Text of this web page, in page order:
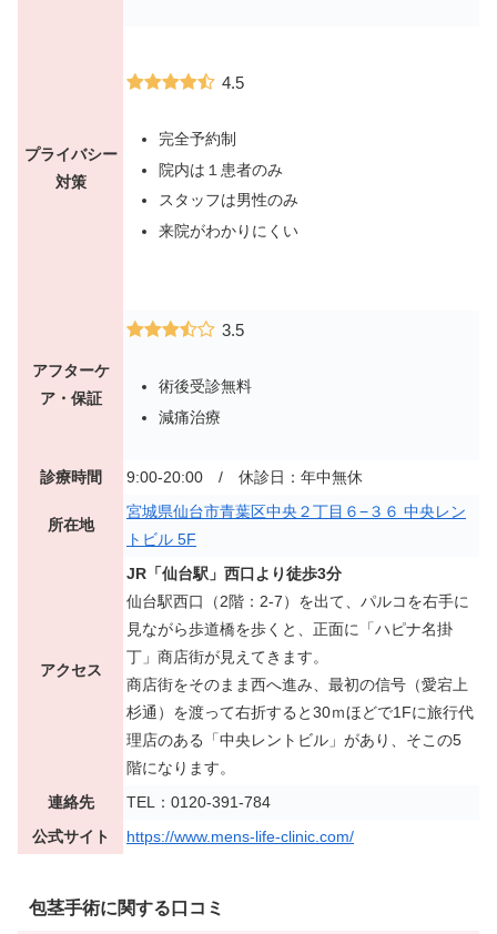
プライバシー
対策
4.5
完全予約制
院内は１患者のみ
スタッフは男性のみ
来院がわかりにくい
アフターケ
ア・保証
3.5
術後受診無料
減痛治療
診療時間 9:00-20:00 / 休診日：年中無休
所在地
宮城県仙台市青葉区中央２丁目６−３６ 中央レン
トビル 5F
アクセス
JR「仙台駅」西口より徒歩3分
仙台駅西口（2階：2-7）を出て、パルコを右手に
見ながら歩道橋を歩くと、正面に「ハピナ名掛
丁」商店街が見えてきます。
商店街をそのまま西へ進み、最初の信号（愛宕上
杉通）を渡って右折すると30ｍほどで1Fに旅行代
理店のある「中央レントビル」があり、そこの5
階になります。
連絡先
TEL：0120-391-784
公式サイト
https://www.mens-life-clinic.com/
包茎手術に関する口コミ